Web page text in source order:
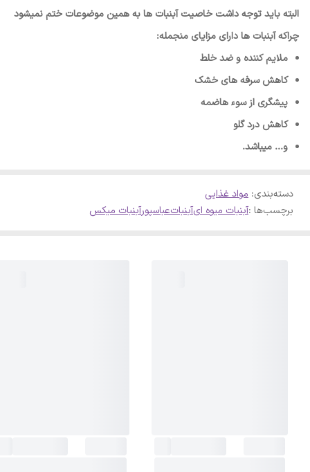
البته باید توجه داشت خاصیت آبنبات­ ها به همین موضوعات ختم نمی­شود
چراکه آبنبات­ ها دارای مزایای منجمله:
ملایم کننده و ضد خلط
کاهش سرفه­ های خشک
پیشگری از سوء هاضمه
کاهش درد گلو
و... می­باشد.
دسته‌بندی: مواد غذایی
برچسب‌ها :آبنبات میوه ایآبنباتعباسپورآبنبات میکس